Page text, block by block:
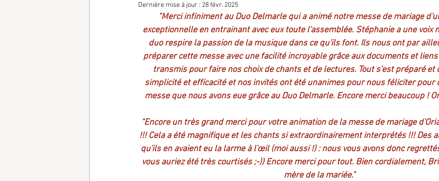
Dernière mise à jour : 28 févr. 2025
"Merci infiniment au Duo Delmarle qui a animé notre messe de mariage
exceptionnelle en entrainant avec eux toute l'assemblée. Stéphanie a une voix
duo respire la passion de la musique dans ce qu'ils font. Ils nous ont par
préparer cette messe avec une facilité incroyable grâce aux documents et
transmis pour faire nos choix de chants et de lectures. Tout s'est préparé et
simplicité et efficacité et nos invités ont été unanimes pour nous féliciter pour
messe que nous avons eue grâce au Duo Delmarle. Encore merci beaucoup !
"Encore un très grand merci pour votre animation de la messe de mariage
!!! Cela a été magnifique et les chants si extraordinairement interprétés !!! Des
qu'ils en avaient eu la larme à l'œil (moi aussi !) : nous vous avons donc
vous auriez été très courtisés ;-)) Encore merci pour tout. Bien cordialement,
mère de la mariée."